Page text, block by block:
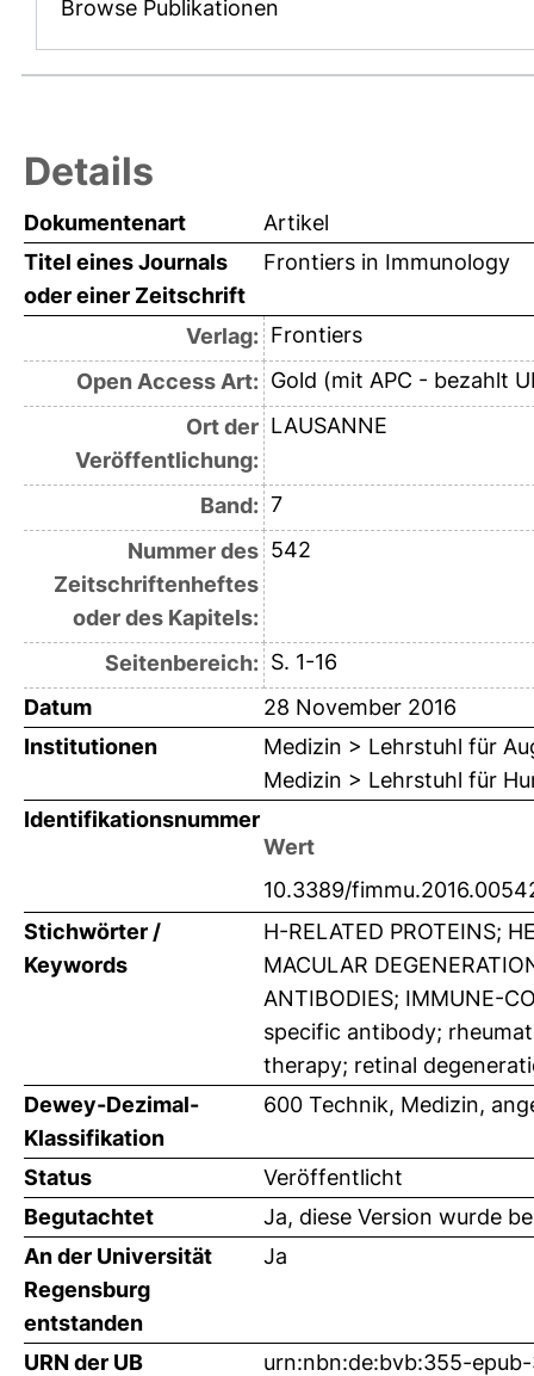
Browse Publikationen
Details
Dokumentenart
Artikel
Titel eines Journals
oder einer Zeitschrift
Frontiers in Immunology
Verlag: Frontiers
Open Access Art: Gold (mit APC - bezahlt
Ort der
Veröffentlichung:
LAUSANNE
Band: 7
Nummer des
Zeitschriftenheftes
oder des Kapitels:
542
Seitenbereich: S. 1-16
Datum
28 November 2016
Institutionen
Medizin > Lehrstuhl für
Medizin > Lehrstuhl für
Identifikationsnummer
Wert
10.3389/
Stichwörter /
Keywords
H-RELATED PROTEINS;
MACULAR
ANTIBODIES; IMMUNE-
specific antibody;
therapy; retinal
Dewey-Dezimal-
Klassifikation
600 Technik, Medizin,
Status
Veröffentlicht
Begutachtet
Ja, diese Version wurde
An der Universität
Regensburg
entstanden
Ja
URN der UB urn:nbn:de:bvb:355-